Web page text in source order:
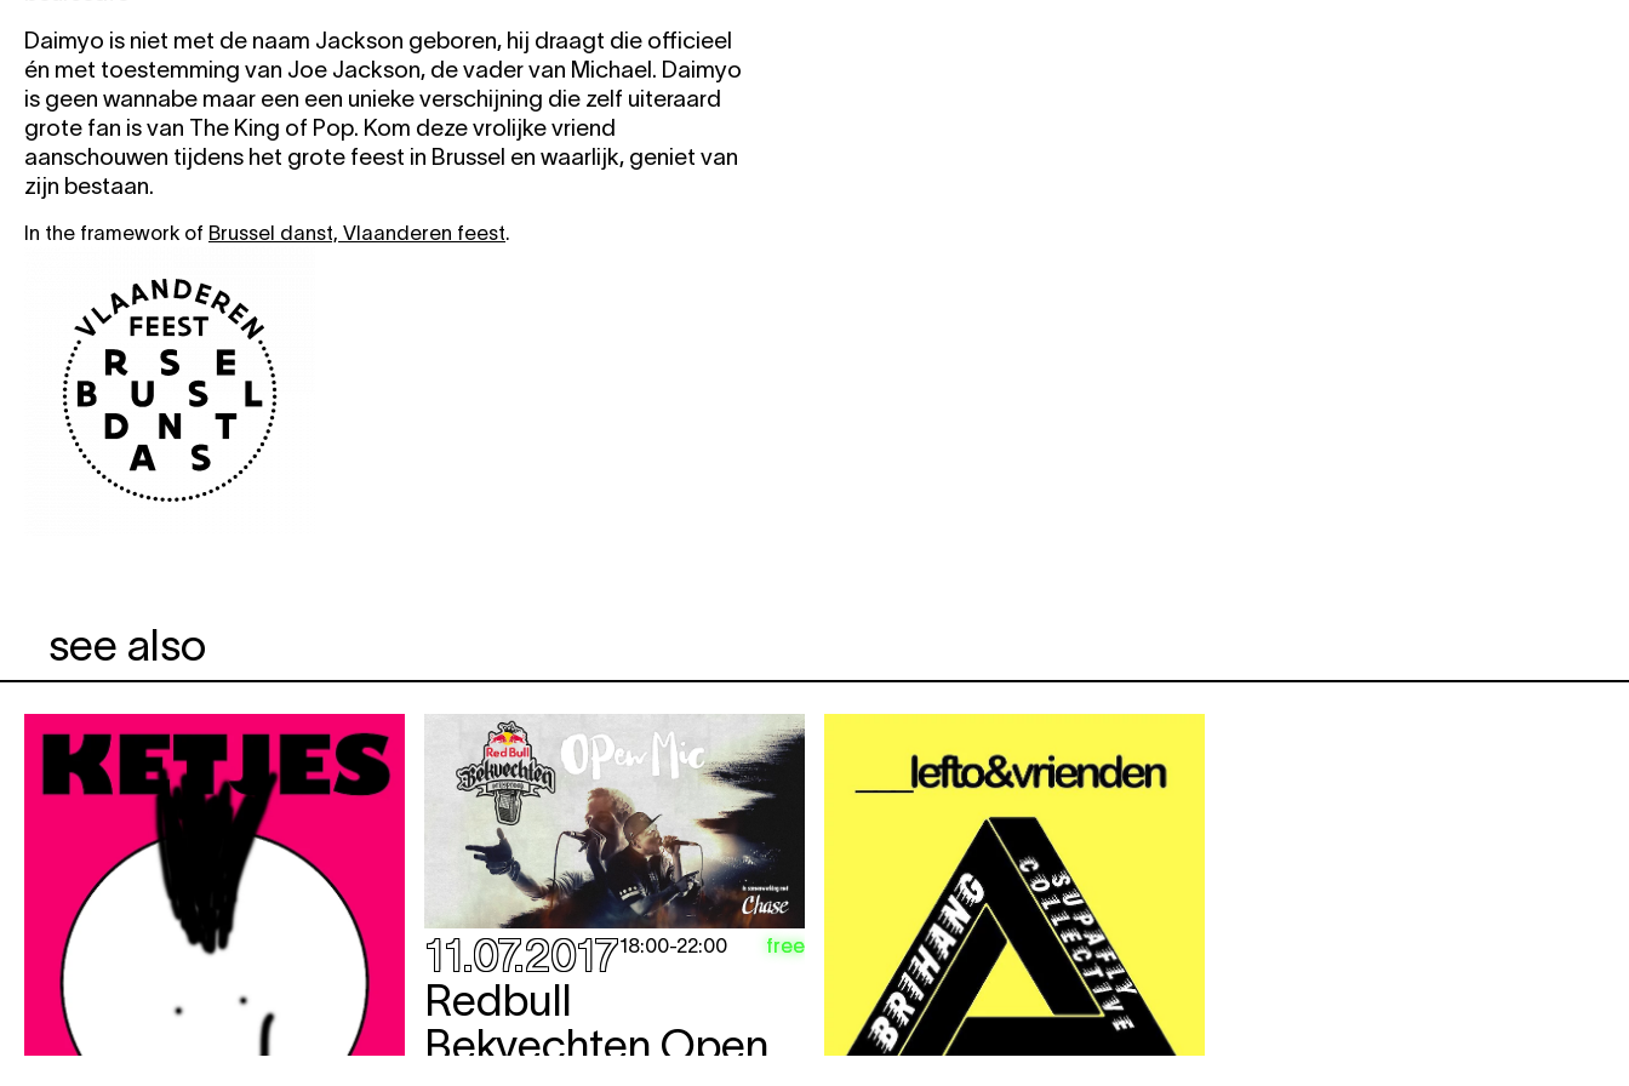
Daimyo is niet met de naam Jackson geboren, hij draagt die officieel
én met toestemming van Joe Jackson, de vader van Michael. Daimyo
is geen wannabe maar een een unieke verschijning die zelf uiteraard
grote fan is van The King of Pop. Kom deze vrolijke vriend
aanschouwen tijdens het grote feest in Brussel en waarlijk, geniet van
zijn bestaan.
In the framework of Brussel danst, Vlaanderen feest.
see also
11.07.201718:00-22:00 free
Redbull
Bekvechten Open